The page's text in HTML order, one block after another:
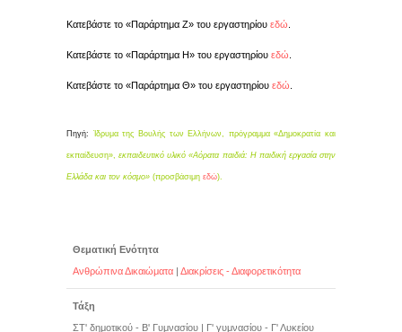
Κατεβάστε το «Παράρτημα Ζ» του εργαστηρίου εδώ
Κατεβάστε το «Παράρτημα Η» του εργαστηρίου εδώ
Κατεβάστε το «Παράρτημα Θ» του εργαστηρίου εδώ
Πηγή: Ίδρυμα της Βουλής των Ελλήνων, πρόγραμμα «Δημοκρατία και
εκπαίδευση»,εκπαιδευτικό υλικό«Αόρατα παιδιά: Η παιδική εργασία στην
Ελλάδα και τον κόσμο» (προσβάσιμη εδώ).
Θεματική Ενότητα
Ανθρώπινα Δικαιώματα | Διακρίσεις - Διαφορετικότητα
Τάξη
ΣΤ' δημοτικού - Β' Γυμνασίου | Γ' γυμνασίου - Γ' Λυκείου